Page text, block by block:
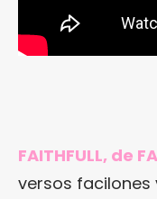
FAITHFULL, de
versos